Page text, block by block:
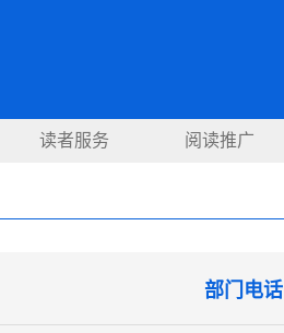
读者服务 阅读推广
部门电话